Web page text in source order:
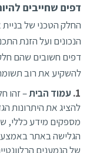
דפים שחייבים
החלק הטכני של
הנכונים ועל הזנת
דפים חשובים שהם
להשקיע את רוב
עמוד הבית– זהו
להציג את היתרונות
מספקים מידע כללי,
הגלישה באתר
של הנמענים